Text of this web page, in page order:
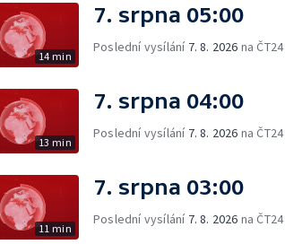
14 min
7. srpna 05:00
Poslední vysílání 7. 8. 2026 na ČT24
13 min
7. srpna 04:00
Poslední vysílání 7. 8. 2026 na ČT24
11 min
7. srpna 03:00
Poslední vysílání 7. 8. 2026 na ČT24